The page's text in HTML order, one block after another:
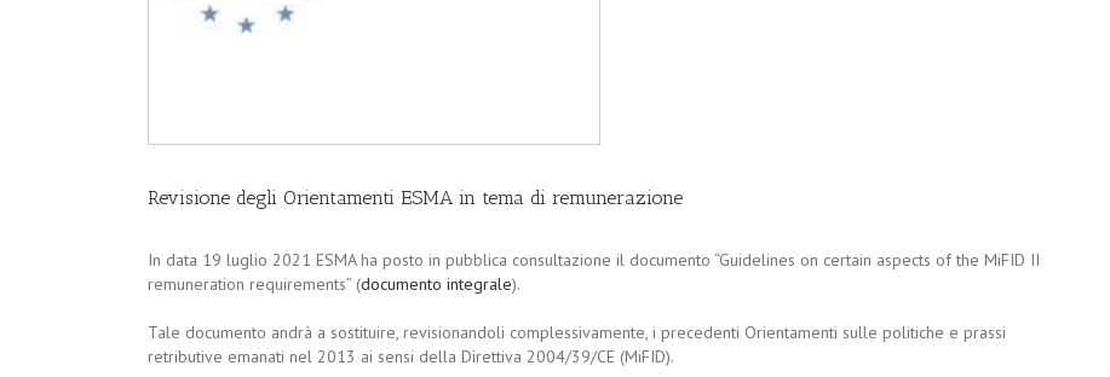
Revisione degli Orientamenti ESMA in tema di remunerazione
In data 19 luglio 2021 ESMA ha posto in pubblica consultazione il documento “Guidelines on certain aspects of the MiFID II
remuneration requirements” (documento integrale).
Tale documento andrà a sostituire, revisionandoli complessivamente, i precedenti Orientamenti sulle politiche e prassi
retributive emanati nel 2013 ai sensi della Direttiva 2004/39/CE (MiFID).